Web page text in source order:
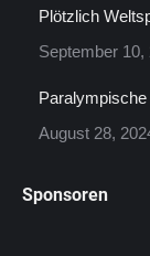
Plötzlich
September 10,
August 28,
Sponsoren